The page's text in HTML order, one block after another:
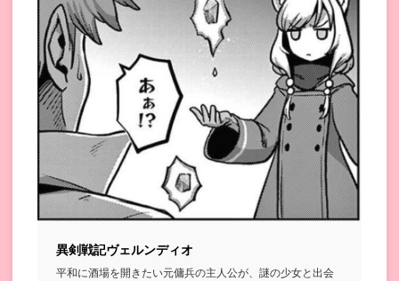
異剣戦記ヴェルンディオ
平和に酒場を開きたい元傭兵の主人公が、謎の少女と出会